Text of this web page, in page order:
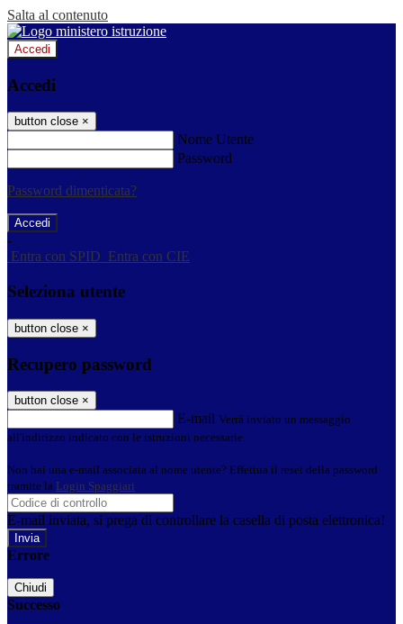
Salta al contenuto
Accedi
Accedi
button close ×
Nome Utente
Password
Password dimenticata?
-
Entra con SPID Entra con CIE
Seleziona utente
button close ×
Recupero password
button close ×
E-mail Verrà inviato un messaggio
all'indirizzo indicato con le istruzioni necessarie.
Non hai una e-mail associata al nome utente? Effettua il reset della password
tramite la Login Spaggiari
E-mail inviata, si prega di controllare la casella di posta elettronica!
Errore
Chiudi
Successo